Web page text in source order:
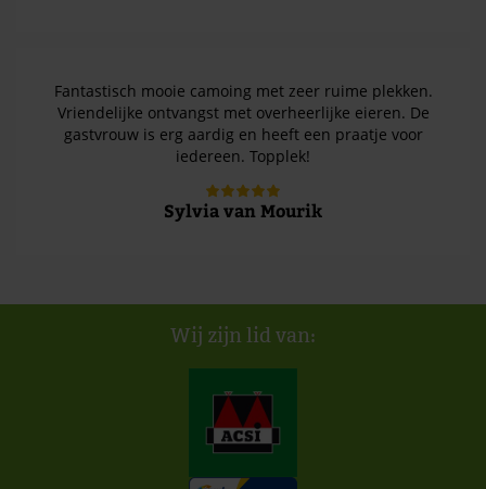
Fantastisch mooie camoing met zeer ruime plekken.
Vriendelijke ontvangst met overheerlijke eieren. De
gastvrouw is erg aardig en heeft een praatje voor
iedereen. Topplek!
Sylvia van Mourik
Wij zijn lid van: